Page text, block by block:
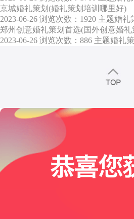
京城婚礼策划(婚礼策划培训哪里好)
2023-06-26 浏览次数：1920 主题婚礼
郑州创意婚礼策划首选(国外创意婚礼
2023-06-26 浏览次数：886 主题婚礼